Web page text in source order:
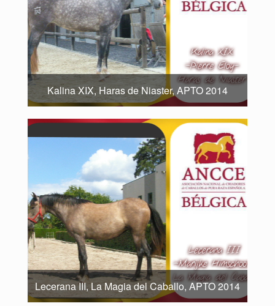
Kalina XIX, Haras de Niaster, APTO 2014
Lecerana III, La Magia del Caballo, APTO 2014